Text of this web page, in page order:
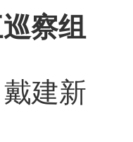
察组
建新